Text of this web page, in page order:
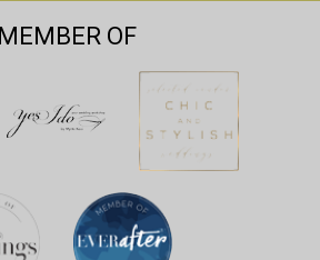
MEMBER OF